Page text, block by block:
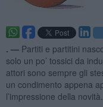
. — Partiti e partitini
solo un po’ tossici da
attori sono sempre gli
un condimento appena
l’impressione della